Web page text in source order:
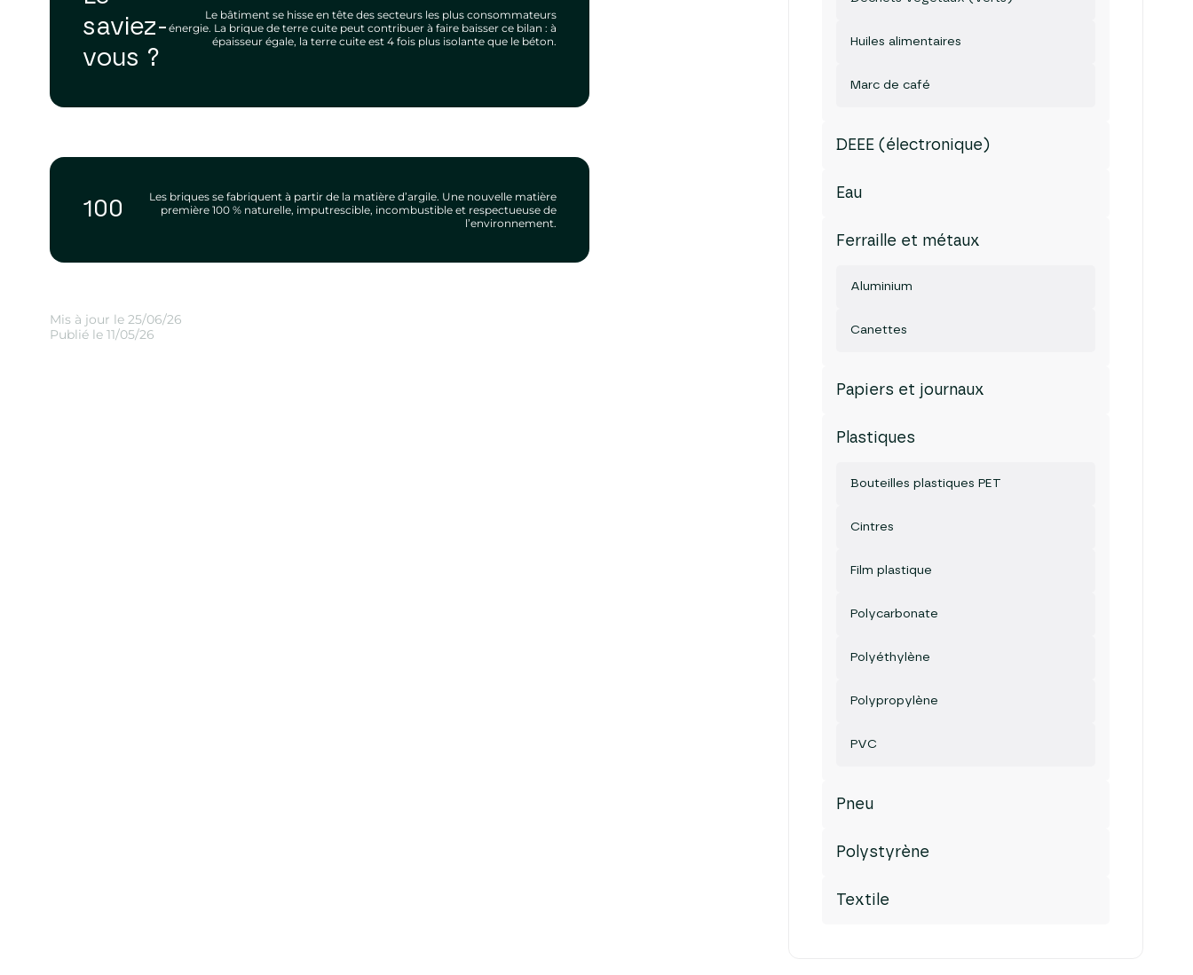
saviez-
vous ?
Le bâtiment se hisse en tête des secteurs les plus consommateurs
énergie. La brique de terre cuite peut contribuer à faire baisser ce bilan : à
épaisseur égale, la terre cuite est 4 fois plus isolante que le béton.
100
Les briques se fabriquent à partir de la matière d’argile. Une nouvelle matière
première 100 % naturelle, imputrescible, incombustible et respectueuse de
l’environnement.
Mis à jour le 25/06/26
Publié le 11/05/26
Huiles alimentaires
Marc de café
DEEE (électronique)
Eau
Ferraille et métaux
Aluminium
Canettes
Papiers et journaux
Plastiques
Bouteilles plastiques PET
Cintres
Film plastique
Polycarbonate
Polyéthylène
Polypropylène
PVC
Pneu
Polystyrène
Textile